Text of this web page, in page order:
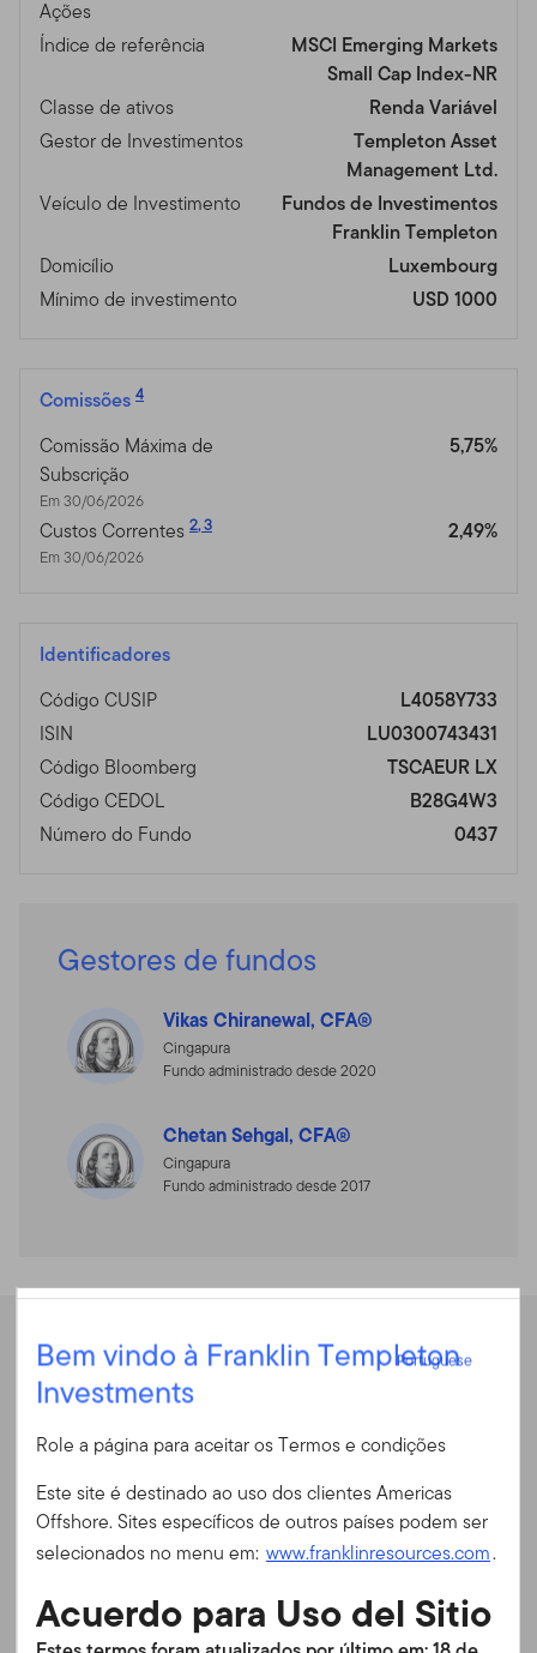
Entrar
ID do usuário
Senha
Ações
Índice de referência
MSCI Emerging Markets
Small Cap Index-NR
Classe de ativos
Renda Variável
Gestor de Investimentos
Templeton Asset
Management Ltd.
Veículo de Investimento
Fundos de Investimentos
Franklin Templeton
Domicílio
Luxembourg
Mínimo de investimento
USD 1000
Comissões 4
Comissão Máxima de
Subscrição
Em 30/06/2026
5,75%
Custos Correntes 2,3
Em 30/06/2026
2,49%
Identificadores
Código CUSIP
L4058Y733
ISIN
LU0300743431
Código Bloomberg
TSCAEUR LX
Código CEDOL
B28G4W3
Número do Fundo
0437
Gestores de fundos
Vikas Chiranewal, CFA®
Cingapura
Fundo administrado desde 2020
Chetan Sehgal, CFA®
Cingapura
Fundo administrado desde 2017
Desempenho
Rentabilidade anual
Rentabilidade anual
Rendibilidade Acumulada
Em 30/06/2026
Bem vindo à Franklin Templeton
Investments
Portuguese
Role a página para aceitar os Termos e condições
Este site é destinado ao uso dos clientes Americas
Offshore. Sites específicos de outros países podem ser
selecionados no menu em: www.franklinresources.com.
Acuerdo para Uso del Sitio